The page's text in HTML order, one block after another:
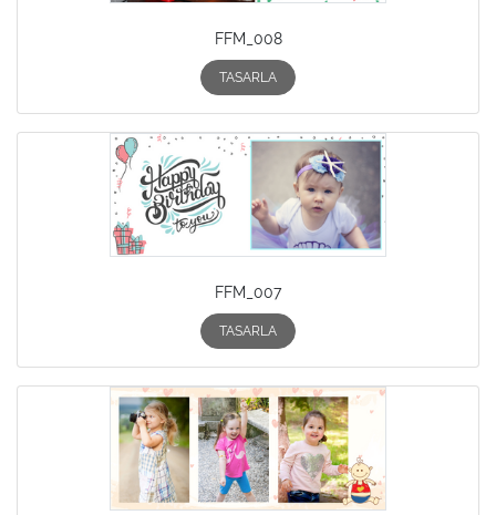
FFM_008
TASARLA
FFM_007
TASARLA